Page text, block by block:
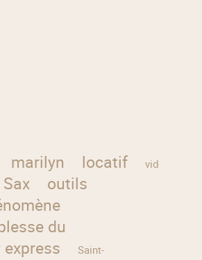
marilyn locatif
vidéo
outils
du
express
Saint-